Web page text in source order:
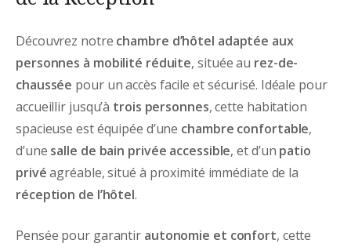
Découvrez notre chambre d’hôtel adaptée aux
personnes à mobilité réduite, située au rez-de-
chaussée pour un accès facile et sécurisé. Idéale pour
accueillir jusqu’à trois personnes, cette habitation
spacieuse est équipée d’une chambre confortable,
d’une salle de bain privée accessible, et d’un patio
privéagréable, situé à proximité immédiate de la
réception de l’hôtel.
Pensée pour garantir autonomie et confort, cette